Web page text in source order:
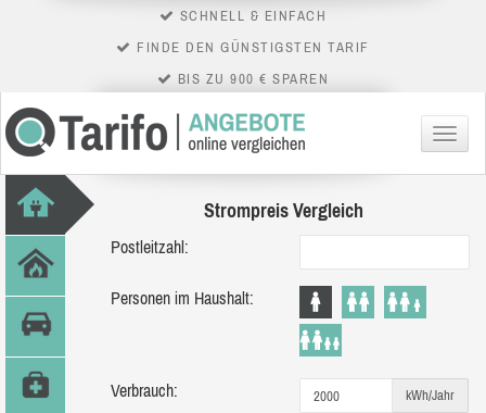
SCHNELL & EINFACH
FINDE DEN GÜNSTIGSTEN TARIF
BIS ZU 900 € SPAREN
Menü
Strompreis Vergleich
Postleitzahl:
Personen im Haushalt:
Verbrauch: kWh/Jahr